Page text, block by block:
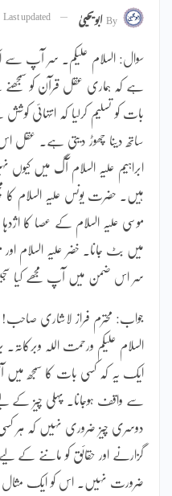
Byابویحییٰ Last updated
سوال: السلام علیکم۔ سر آپ سے
ہے کہ ہماری عقل قرآن کو
بات کو تسلیم کرلیا کہ انتہائی
ساتھ دینا چھوڑ دیتی ہے۔ عقل
ابراہیم علیہ السلام آگ میں کیوں
ہیں۔ حضرت یونس علیہ السلام
موسی علیہ السلام کے عصا کا
میں بٹ جانا۔ خضر علیہ السلام اور
سر اس ضمن میں آپ مجھے کیا
جواب: محترم فراز لاشاری صاحب!
السلام علیکم ورحمت اللہ وبرکاتہ۔
ایک یہ کہ کسی بات کا سمجھ میں
سے واقف ہوجانا۔ پہلی چیز کے
دوسری چیز ضروری نہیں کہ ہر
گزارنے اور حقائق کو ماننے کے
ضرورت نہیں۔ اس کو ایک